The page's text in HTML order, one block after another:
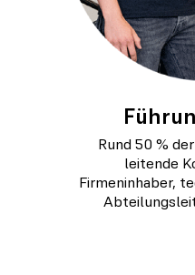
Rund 50 %
leitende
Firmeninhaber,